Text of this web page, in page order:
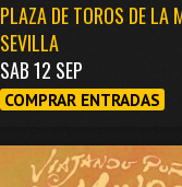
PLAZA DE TOROS DE LA
SEVILLA
SAB 12 SEP
COMPRAR ENTRADAS